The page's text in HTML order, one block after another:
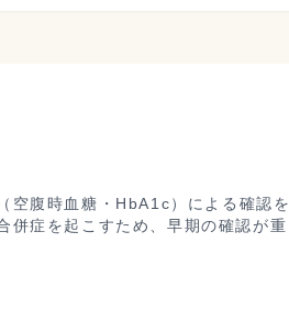
空腹時血糖・HbA1c）による確認を
併症を起こすため、早期の確認が重